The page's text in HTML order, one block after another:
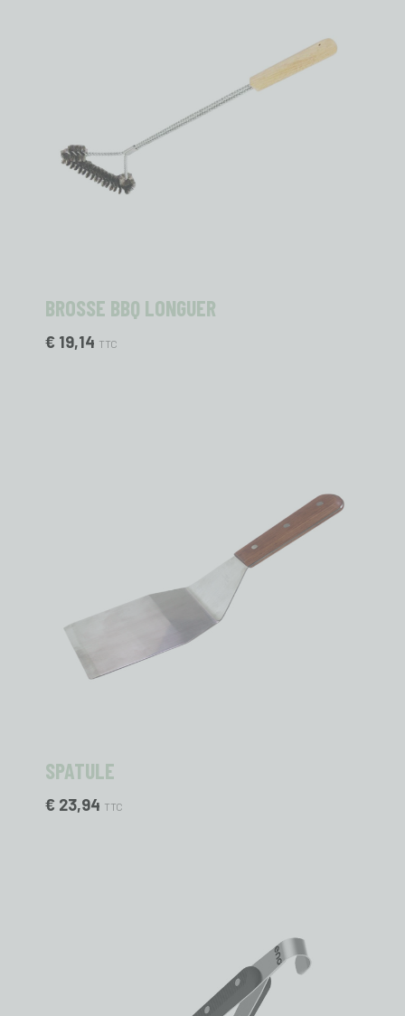
BROSSE BBQ LONGUER
€ 19,14 TTC
SPATULE
€ 23,94 TTC